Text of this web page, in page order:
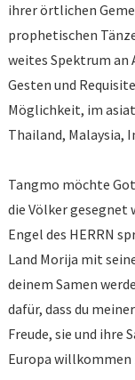
ihrer örtlichen
prophetischen
weites Spektrum an
Gesten und
Möglichkeit, im
Thailand, Malaysia,
Tangmo möchte
die Völker gesegnet
Engel des HERRN
Land Morija mit
deinem Samen
dafür, dass du
Freude, sie und ihre
Europa willkommen